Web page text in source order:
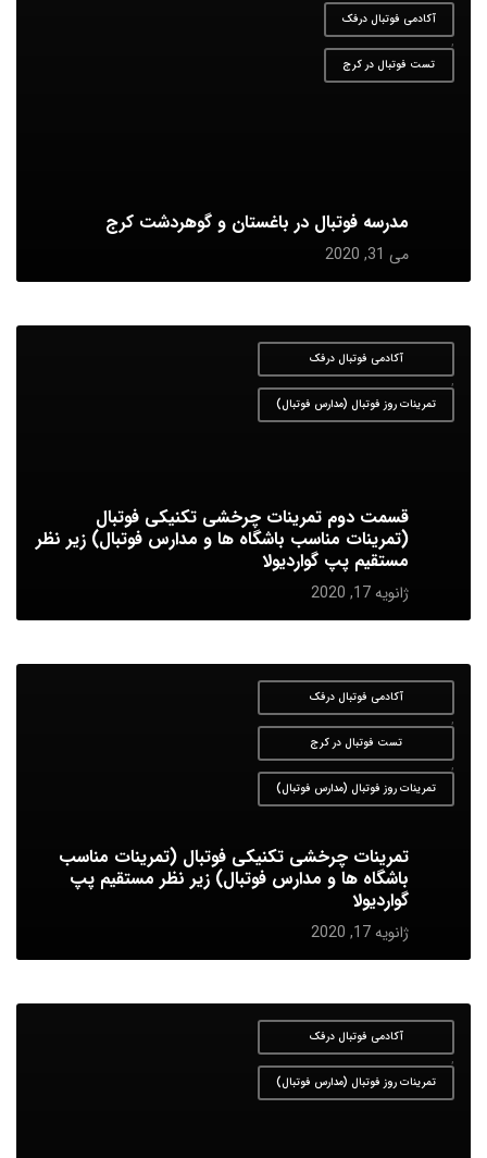
آکادمی فوتبال درفک
,
تست فوتبال در کرج
مدرسه فوتبال در باغستان و گوهردشت کرج
می 31, 2020
آکادمی فوتبال درفک
,
تمرینات روز فوتبال (مدارس فوتبال)
قسمت دوم تمرینات چرخشی تکنیکی فوتبال
(تمرینات مناسب باشگاه ها و مدارس فوتبال) زیر نظر
مستقیم پپ گواردیولا
ژانویه 17, 2020
آکادمی فوتبال درفک
,
تست فوتبال در کرج
,
تمرینات روز فوتبال (مدارس فوتبال)
تمرینات چرخشی تکنیکی فوتبال (تمرینات مناسب
باشگاه ها و مدارس فوتبال) زیر نظر مستقیم پپ
گواردیولا
ژانویه 17, 2020
آکادمی فوتبال درفک
,
تمرینات روز فوتبال (مدارس فوتبال)